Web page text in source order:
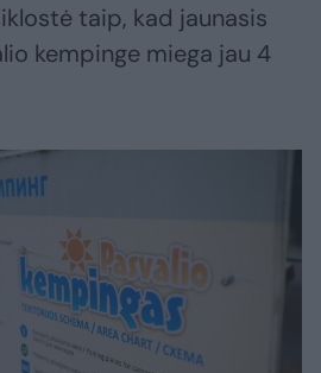
taip, kad jaunasis
kempinge miega jau 4